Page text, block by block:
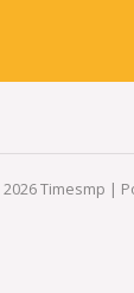
Timesmp |